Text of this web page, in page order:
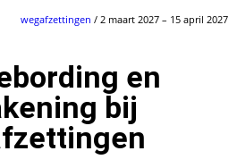
wegafzettingen / 2 maart 2027 – 15 april 2027
en
bij